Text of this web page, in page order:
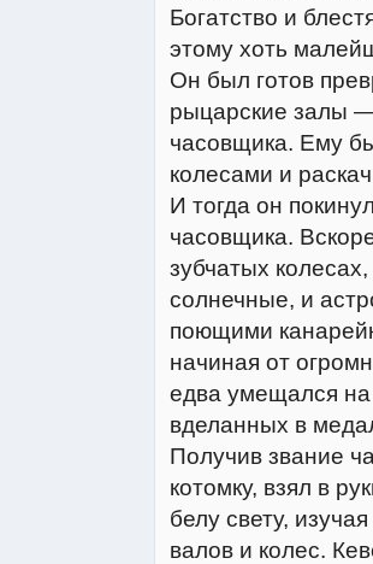
Богатство и
этому хоть
Он был готов
рыцарские залы
часовщика. Ему
колесами и
И тогда он
часовщика.
зубчатых
солнечные, и
поющими
начиная от
едва умещался на
вделанных в
Получив звание
котомку, взял в
белу свету,
валов и колес.